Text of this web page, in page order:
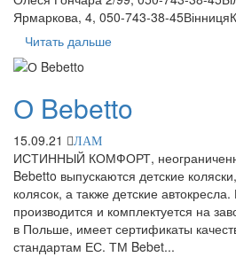
Ярмаркова, 4, 050-743-38-
Читать дальше
О Bebetto
15.09.21 ЛАМ
ИСТИННЫЙ КОМФОРТ,
Bebetto выпускаются детские
колясок, а также детские
производится и комплектуется на
в Польше, имеет сертификаты
стандартам ЕС. ТМ Bebet...